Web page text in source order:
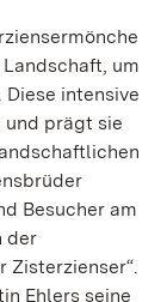
um
intensive
prägt sie
Besucher am
der
Zisterzienser“.
Ehlers seine